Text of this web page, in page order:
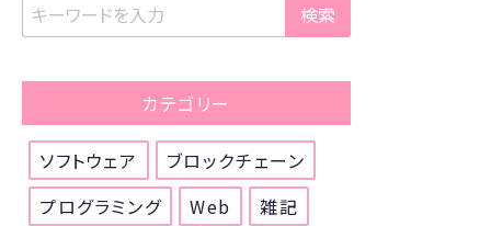
検索
カテゴリー
ソフトウェア
ブロックチェーン
プログラミング
Web
雑記